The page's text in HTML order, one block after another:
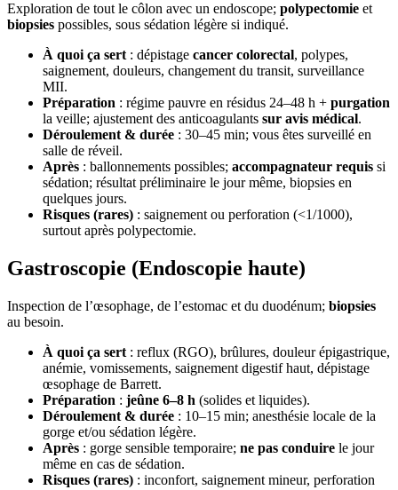
Exploration de tout le côlon avec un endoscope; polypectomie et
biopsies possibles, sous sédation légère si indiqué.
À quoi ça sert : dépistage cancer colorectal, polypes,
saignement, douleurs, changement du transit, surveillance
MII.
Préparation : régime pauvre en résidus 24–48 h + purgation
la veille; ajustement des anticoagulants sur avis médical.
Déroulement & durée : 30–45 min; vous êtes surveillé en
salle de réveil.
Après : ballonnements possibles; accompagnateur requis si
sédation; résultat préliminaire le jour même, biopsies en
quelques jours.
Risques (rares) : saignement ou perforation (<1/1000),
surtout après polypectomie.
Gastroscopie (Endoscopie haute)
Inspection de l’œsophage, de l’estomac et du duodénum; biopsies
au besoin.
À quoi ça sert : reflux (RGO), brûlures, douleur épigastrique,
anémie, vomissements, saignement digestif haut, dépistage
œsophage de Barrett.
Préparation : jeûne 6–8 h (solides et liquides).
Déroulement & durée : 10–15 min; anesthésie locale de la
gorge et/ou sédation légère.
Après : gorge sensible temporaire; ne pas conduire le jour
même en cas de sédation.
Risques (rares) : inconfort, saignement mineur, perforation